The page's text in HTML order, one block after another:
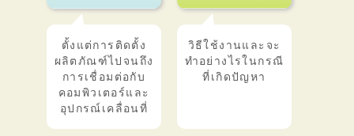
ตั้งแต่การติดตั้ง
ผลิตภัณฑ์ไปจนถึง
การเชื่อมต่อกับ
คอมพิวเตอร์และ
อุปกรณ์เคลื่อนที่
วิธีใช้งานและจะ
ทำอย่างไรในกรณี
ที่เกิดปัญหา